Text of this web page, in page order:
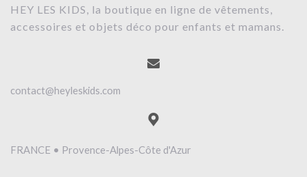
HEY LES KIDS, la boutique en ligne de vêtements,
accessoires et objets déco pour enfants et mamans.
contact@heyleskids.com
FRANCE • Provence-Alpes-Côte d'Azur